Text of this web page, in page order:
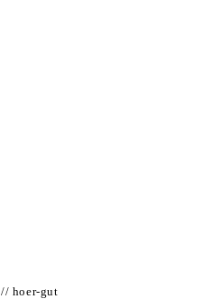
// hoer-gut